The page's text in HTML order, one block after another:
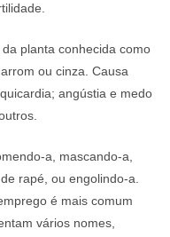
planta conhecida como
ou cinza. Causa
angústia e medo
a, mascando-a,
rapé, ou engolindo-a.
é mais comum
vários nomes,